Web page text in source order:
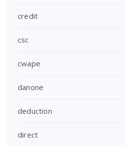
credit
csc
cwape
danone
deduction
direct